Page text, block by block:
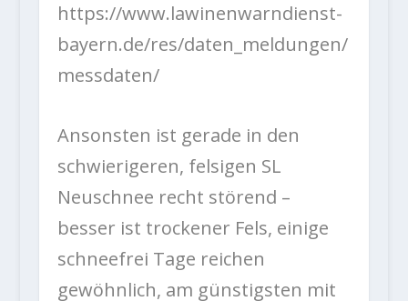
https://www.lawinenwarndienst-
bayern.de/res/daten_meldungen/
messdaten/
Ansonsten ist gerade in den
schwierigeren, felsigen SL
Neuschnee recht störend –
besser ist trockener Fels, einige
schneefrei Tage reichen
gewöhnlich, am günstigsten mit